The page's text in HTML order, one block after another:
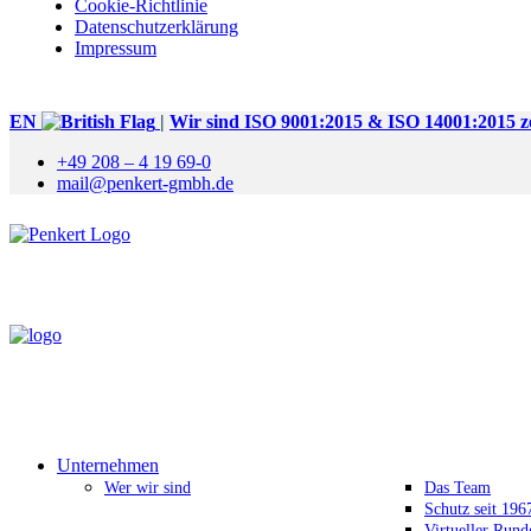
Cookie-Richtlinie
Datenschutzerklärung
Impressum
EN | Wir sind ISO 9001:2015 & ISO 14001:2015
+49 208 – 4 19 69-0
mail@penkert-gmbh.de
Unternehmen
Wer wir sind
Das Team
Schutz seit